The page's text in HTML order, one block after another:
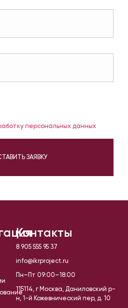
персональных данных
ЗАЯВКУ
Контакты
8 905 555 95 37
info@ikrproject.ru
Пн–Пт 09:00–18:00
115114, г Москва, Даниловский р-
н, 1-й Кожевнический пер, д. 10